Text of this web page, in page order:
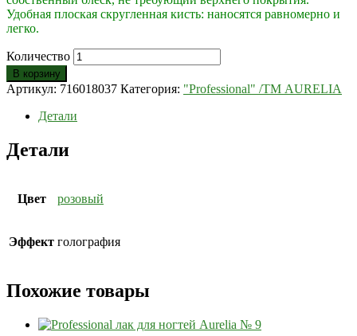
Удобная плоская скругленная кисть: наносятся равномерно и
легко.
Количество
В корзину
Артикул: 716018037 Категория: "Professional" /ТМ AURELIA
Детали
Детали
Цвет розовый
Эффект голография
Похожие товары